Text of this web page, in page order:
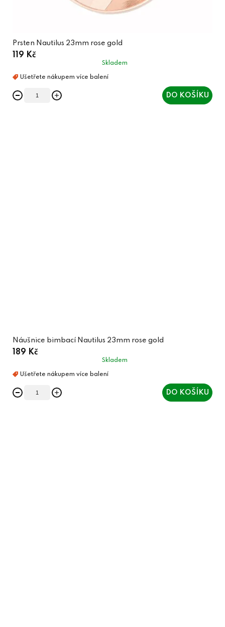
Prsten Nautilus 23mm rose gold
119 Kč
Skladem
DO KOŠÍKU
Náušnice bimbací Nautilus 23mm rose gold
189 Kč
Skladem
DO KOŠÍKU